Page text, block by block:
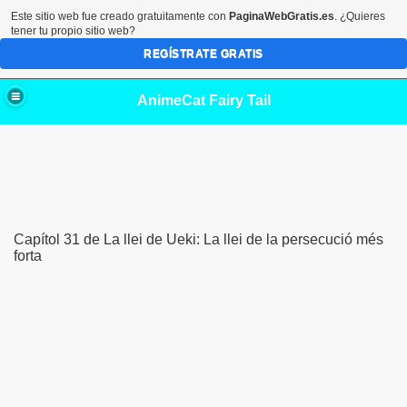
AnimeCat Fairy Tail
Capítol 31 de La llei de Ueki: La llei de la persecució més
forta
Este sitio web fue creado gratuitamente con PaginaWebGratis.es. ¿Quieres
tener tu propio sitio web?
REGÍSTRATE GRATIS